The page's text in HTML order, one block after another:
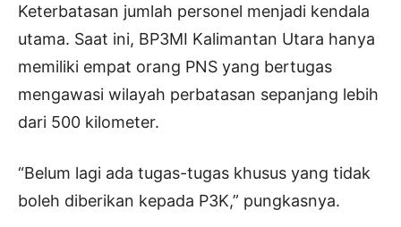
Keterbatasan jumlah personel menjadi kendala
utama. Saat ini, BP3MI Kalimantan Utara hanya
memiliki empat orang PNS yang bertugas
mengawasi wilayah perbatasan sepanjang lebih
dari 500 kilometer.
“Belum lagi ada tugas-tugas khusus yang tidak
boleh diberikan kepada P3K,” pungkasnya.